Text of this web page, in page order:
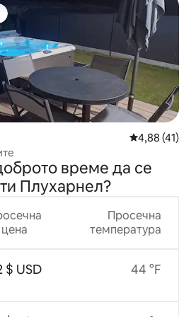
Просечна
4,88 (41)
време да се
Плухарнел?
цена
$ USD
Просечна
температура
44 °F